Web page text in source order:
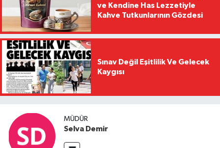
ve Kendine Has Lezzetiyle
Kahve Tutkunlarının Gözdesi
Sınav Değil Eşitlilik Ve Gelecek
Kaygısı
MÜDÜR
Selva Demir